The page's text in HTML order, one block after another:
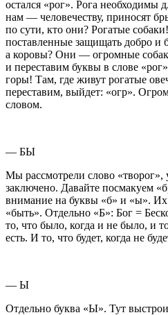
остался «рог». Рога необходимы
нам — человечеству, приносят
по сути, кто они? Рогатые
поставленные защищать добро и
а коровы? Они — огромные
и переставим буквы в слове
горы! Там, где живут рогатые
переставим, выйдет: «огр».
словом.
— БЫ
Мы рассмотрели слово
заключено. Давайте посмакуем
внимание на буквы «б» и «ы». Их
«быть». Отдельно «Б»: Бог =
то, что было, когда и не было, и
есть. И то, что будет, когда не
— Ы
Отдельно буква «Ы». Тут